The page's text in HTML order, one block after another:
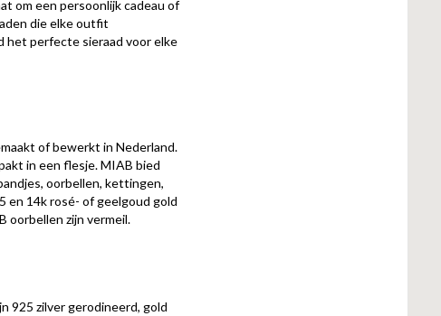
om een persoonlijk cadeau of
die elke outfit
het perfecte sieraad voor elke
of bewerkt in Nederland.
in een flesje. MIAB bied
oorbellen, kettingen,
en 14k rosé- of geelgoud gold
oorbellen zijn vermeil.
925 zilver gerodineerd, gold